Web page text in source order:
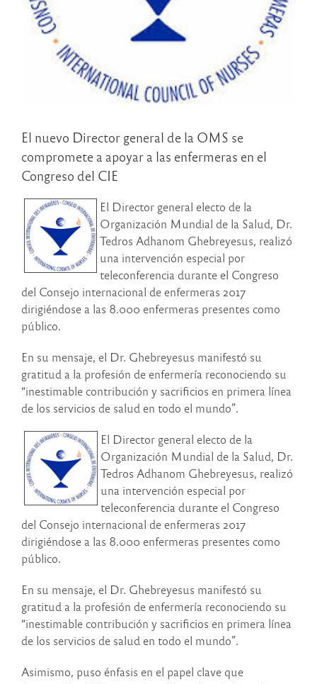
El nuevo Director general de la OMS se
compromete a apoyar a las enfermeras en el
Congreso del CIE
El Director general electo de la
Organización Mundial de la Salud, Dr.
Tedros Adhanom Ghebreyesus, realizó
una intervención especial por
teleconferencia durante el Congreso
del Consejo internacional de enfermeras 2017
dirigiéndose a las 8.000 enfermeras presentes como
público.
En su mensaje, el Dr. Ghebreyesus manifestó su
gratitud a la profesión de enfermería reconociendo su
“inestimable contribución y sacrificios en primera línea
de los servicios de salud en todo el mundo”.
El Director general electo de la
Organización Mundial de la Salud, Dr.
Tedros Adhanom Ghebreyesus, realizó
una intervención especial por
teleconferencia durante el Congreso
del Consejo internacional de enfermeras 2017
dirigiéndose a las 8.000 enfermeras presentes como
público.
En su mensaje, el Dr. Ghebreyesus manifestó su
gratitud a la profesión de enfermería reconociendo su
“inestimable contribución y sacrificios en primera línea
de los servicios de salud en todo el mundo”.
Asimismo, puso énfasis en el papel clave que